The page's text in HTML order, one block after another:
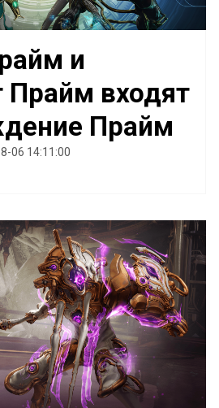
и
Прайм входят
Прайм
06 14:11:00